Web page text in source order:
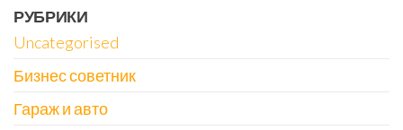
РУБРИКИ
Uncategorised
Бизнес советник
Гараж и авто